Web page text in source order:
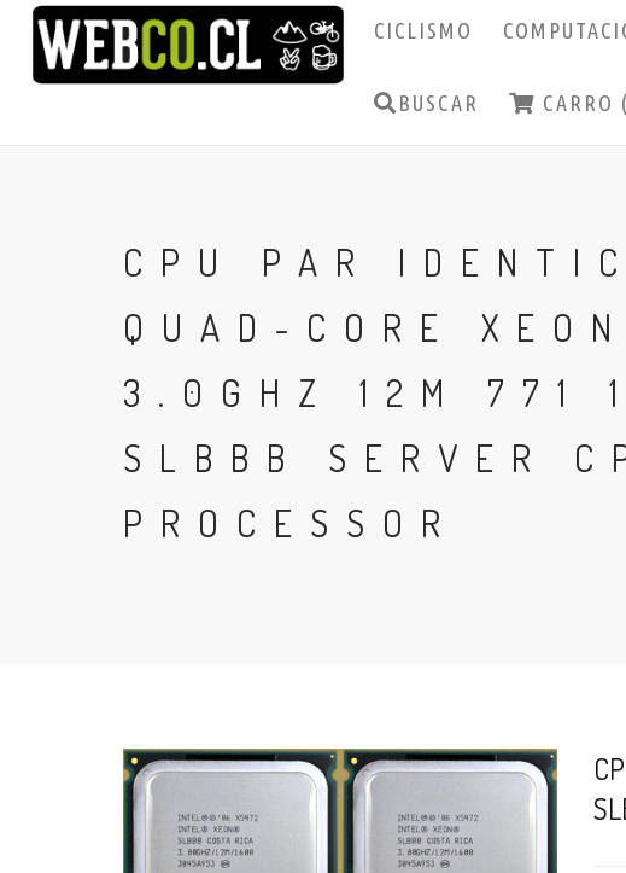
CICLISMO
BUSCAR CARRO
CPU PAR
QUAD-CORE
3.0GHZ 12M 771
SLBBB SERVER
PROCESSOR